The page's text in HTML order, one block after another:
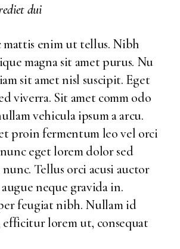
dui
enim ut tellus. Nibh
magna sit amet purus. Nu
sit amet nisl suscipit. Eget
viverra. Sit amet comm odo
vehicula ipsum a arcu.
proin fermentum leo vel orci
eget lorem dolor sed
Tellus orci acusi auctor
neque gravida in.
feugiat nibh. Nullam id
lorem ut, consequat